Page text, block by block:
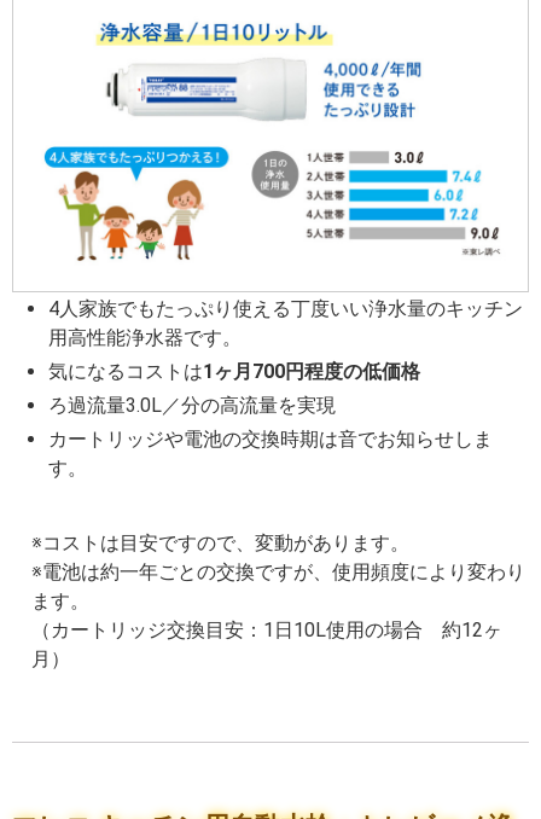
4人家族でもたっぷり使える丁度いい浄水量のキッチン
用高性能浄水器です。
気になるコストは1ヶ月700円程度の低価格
ろ過流量3.0L／分の高流量を実現
カートリッジや電池の交換時期は音でお知らせしま
す。
※コストは目安ですので、変動があります。
※電池は約一年ごとの交換ですが、使用頻度により変わり
ます。
（カートリッジ交換目安：1日10L使用の場合 約12ヶ
月）